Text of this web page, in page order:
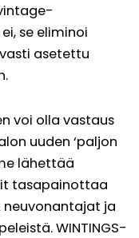
se eliminoi
asetettu
voi olla vastaus
uuden ‘paljon
lähettää
tasapainottaa
neuvonantajat ja
WINTINGS-